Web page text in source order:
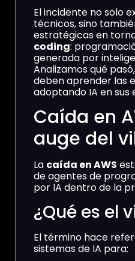
El incidente no solo
técnicos, sino
estratégicas en
coding:
generada por
Analizamos qué
deben aprender las
adoptando IA en sus
Caída en
auge del
La caída en AWS
de agentes de
por IA dentro de la
¿Qué es el
El término hace
sistemas de IA para: